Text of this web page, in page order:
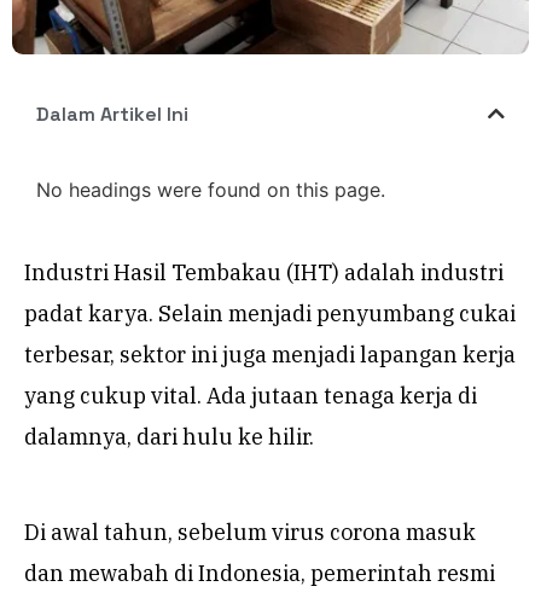
Dalam Artikel Ini
No headings were found on this page.
Industri Hasil Tembakau (IHT) adalah industri
padat karya. Selain menjadi penyumbang cukai
terbesar, sektor ini juga menjadi lapangan kerja
yang cukup vital. Ada jutaan tenaga kerja di
dalamnya, dari hulu ke hilir.
Di awal tahun, sebelum virus corona masuk
dan mewabah di Indonesia, pemerintah resmi